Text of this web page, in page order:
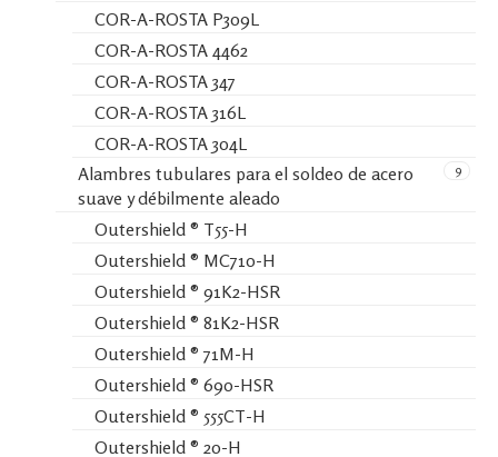
COR-A-ROSTA P309L
COR-A-ROSTA 4462
COR-A-ROSTA 347
COR-A-ROSTA 316L
COR-A-ROSTA 304L
9
Alambres tubulares para el soldeo de acero
suave y débilmente aleado
Outershield ® T55-H
Outershield ® MC710-H
Outershield ® 91K2-HSR
Outershield ® 81K2-HSR
Outershield ® 71M-H
Outershield ® 690-HSR
Outershield ® 555CT-H
Outershield ® 20-H